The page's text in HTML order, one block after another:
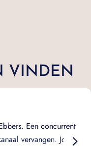
VINDEN
Een concurrent
vervangen. Jos